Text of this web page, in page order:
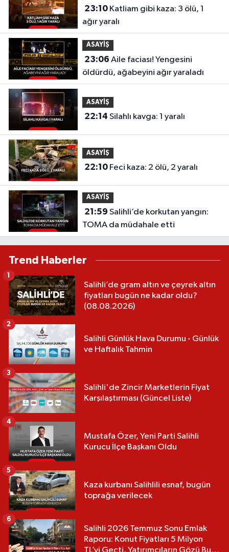
23:10Katliam gibi kaza: 3 ölü, 1
ağır yaralı
ASAYİŞ
23:06
öldürdü, ağabeyini ağır yaraladı
ASAYİŞ
22:14 Silahlı kavga: 1 yaralı
ASAYİŞ
22:10 Feci kaza: 2 ölü, 2 yaralı
ASAYİŞ
21:59
TOMA da müdahale etti
Trend Haberler
Salihli’de gram altın ve çeyrek altın
fiyatları bugün ne kadar oldu?
(08.08.2026)
1
Salihli Günlük Hava Durumu - Günlük
ve Haftalık Tahmin
2
Salihli'de Zincir Marketlerin Fiyat
Karşılaştırması (Güncel Liste)
3
Mustafa Özer, Yeni Parti Salihli
Kurucu İlçe Başkanı Oldu
4
Kaza kurbanı Salihlili esnaf, bugün
toprağa verilecek
5
Salihli 2026 Temmuz Sonu Emlak
Raporu: Konut Fiyatları 5 Milyon
TL’yi Geçti, Yatırımcıların Gözü Bu
6